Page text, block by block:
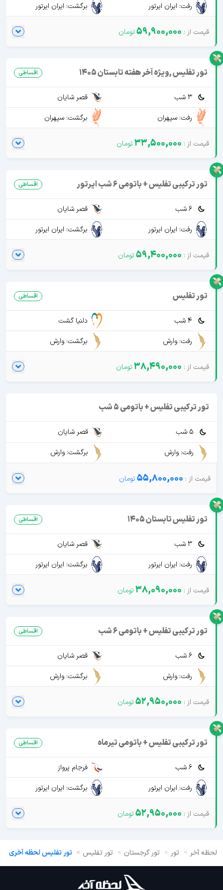
رفت: ایران ایرتور برگشت: ایران ایرتور
59,900,000
تور تفلیس ,ویژه آخر هفته تابستان 1405 اقساطی
3 شب
قصر شایان
رفت: سپهران
برگشت: سپهران
33,500,000
تور ترکیبی تفلیس + باتومی 6 شب ایرتور اقساطی
6 شب
قصر شایان
رفت: ایران ایرتور
برگشت: ایران ایرتور
59,400,000
تور تفلیس اقساطی
4 شب
دلنیا گشت
رفت: وارش
برگشت: وارش
38,490,000
تور ترکیبی تفلیس + باتومی 5 شب
5 شب
قصر شایان
رفت: وارش
برگشت: وارش
55,800,000
تور تفلیس تابستان 1405 اقساطی
3 شب
قصر شایان
رفت: ایران ایرتور
برگشت: ایران ایرتور
38,090,000
تور ترکیبی تفلیس + باتومی 6 شب اقساطی
6 شب
قصر شایان
رفت: وارش
برگشت: وارش
52,950,000
تور ترکیبی تفلیس + باتومی تیرماه اقساطی
6 شب
فرجام پرواز
رفت: ایران ایرتور
برگشت: ایران ایرتور
52,950,000
لحظه آخر تور تور گرجستان تور تفلیس تور تفلیس لحظه آخری